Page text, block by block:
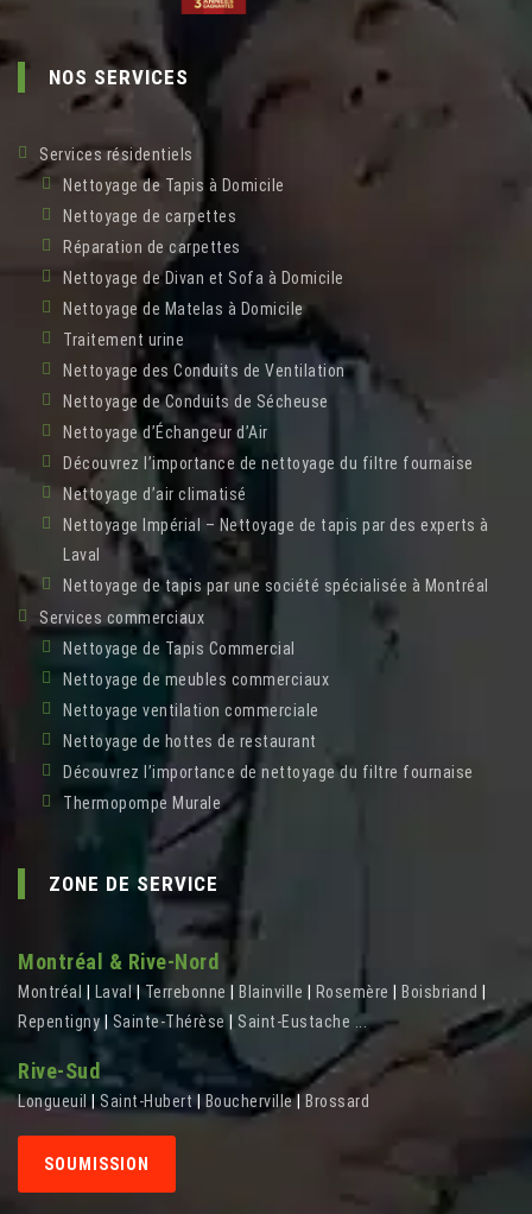
NOS SERVICES
Services résidentiels
Nettoyage de Tapis à Domicile
Nettoyage de carpettes
Réparation de carpettes
Nettoyage de Divan et Sofa à Domicile
Nettoyage de Matelas à Domicile
Traitement urine
Nettoyage des Conduits de Ventilation
Nettoyage de Conduits de Sécheuse
Nettoyage d’Échangeur d’Air
Découvrez l’importance de nettoyage du filtre fournaise
Nettoyage d’air climatisé
Nettoyage Impérial – Nettoyage de tapis par des experts à
Laval
Nettoyage de tapis par une société spécialisée à Montréal
Services commerciaux
Nettoyage de Tapis Commercial
Nettoyage de meubles commerciaux
Nettoyage ventilation commerciale
Nettoyage de hottes de restaurant
Découvrez l’importance de nettoyage du filtre fournaise
Thermopompe Murale
ZONE DE SERVICE
Montréal & Rive-Nord
Montréal Laval|Terrebonne Blainville Rosemère Boisbriand
Repentigny| Sainte-Thérèse Saint-Eustache ...
Rive-Sud
Longueuil Saint-Hubert Boucherville| Brossard
SOUMISSION